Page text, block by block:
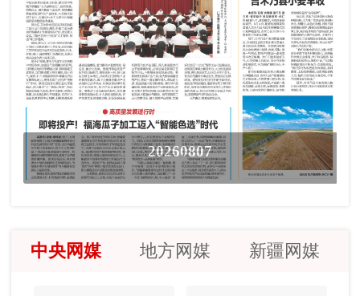
20260807
中央网媒 地方网媒 新疆网媒